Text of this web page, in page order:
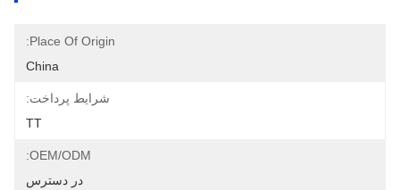
Place Of Origin:
China
شرایط پرداخت:
TT
OEM/ODM:
در دسترس